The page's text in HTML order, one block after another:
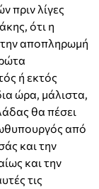
πριν λίγες
ότι η
αποπληρωμή
ή εκτός
ώρα, μάλιστα,
θα πέσει
από
και την
και την
τις